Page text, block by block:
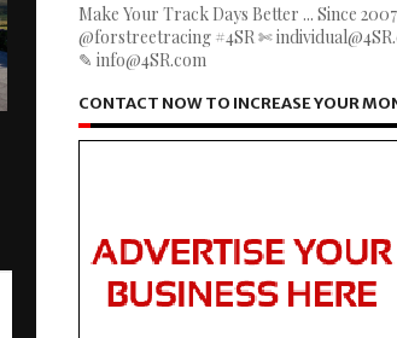
Make Your Track Days Better ... Since 2007
@forstreetracing #4SR ✄
✎ info@4SR.com
CONTACT NOW TO INCREASE YOUR